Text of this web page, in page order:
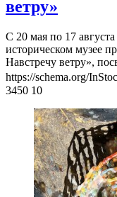
ветру»
С 20 мая по 17
историческом музее
Навстречу ветру»,
https://schema.org/
3450 10